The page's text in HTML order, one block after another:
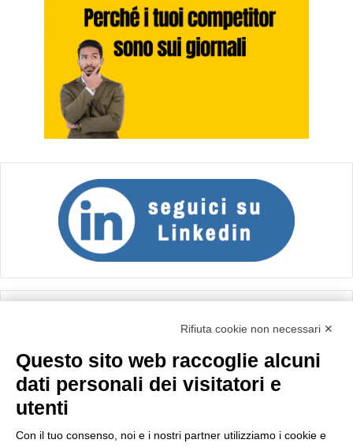
Importo netto (€):
Rifiuta cookie non necessari ✕
Questo sito web raccoglie alcuni
dati personali dei visitatori e
utenti
Con il tuo consenso, noi e i nostri partner utilizziamo i cookie e